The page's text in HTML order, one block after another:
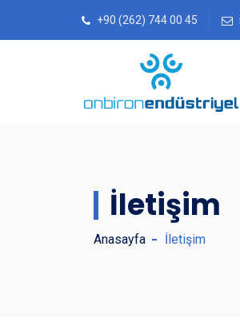
+90 (262) 744 00 45
İletişim
Anasayfa İletişim